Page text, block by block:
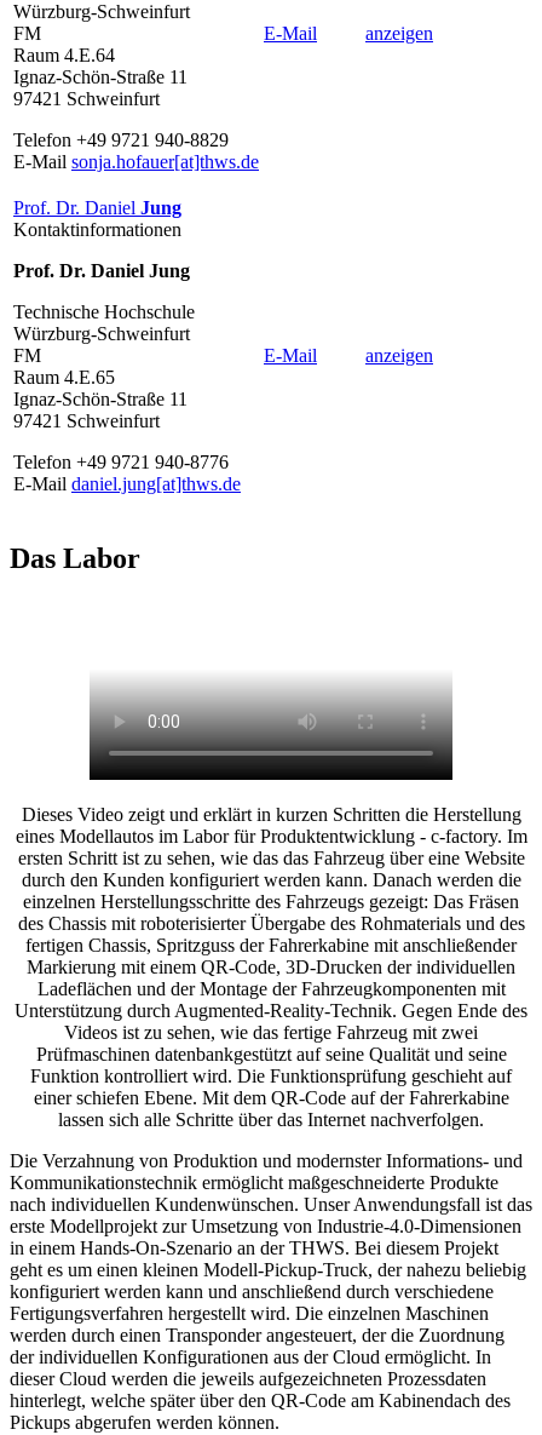
Würzburg-Schweinfurt
FM
Raum 4.E.64
Ignaz-Schön-Straße 11
97421 Schweinfurt
Telefon +49 9721 940-8829
E-Mail sonja.hofauer[at]thws.de
E-Mail anzeigen
Prof. Dr. Daniel Jung
Kontaktinformationen
Prof. Dr. Daniel Jung
Technische Hochschule
Würzburg-Schweinfurt
FM
Raum 4.E.65
Ignaz-Schön-Straße 11
97421 Schweinfurt
Telefon +49 9721 940-8776
E-Mail daniel.jung[at]thws.de
E-Mail anzeigen
Das Labor
Dieses Video zeigt und erklärt in kurzen Schritten die Herstellung
eines Modellautos im Labor für Produktentwicklung - c-factory. Im
ersten Schritt ist zu sehen, wie das das Fahrzeug über eine Website
durch den Kunden konfiguriert werden kann. Danach werden die
einzelnen Herstellungsschritte des Fahrzeugs gezeigt: Das Fräsen
des Chassis mit roboterisierter Übergabe des Rohmaterials und des
fertigen Chassis, Spritzguss der Fahrerkabine mit anschließender
Markierung mit einem QR-Code, 3D-Drucken der individuellen
Ladeflächen und der Montage der Fahrzeugkomponenten mit
Unterstützung durch Augmented-Reality-Technik. Gegen Ende des
Videos ist zu sehen, wie das fertige Fahrzeug mit zwei
Prüfmaschinen datenbankgestützt auf seine Qualität und seine
Funktion kontrolliert wird. Die Funktionsprüfung geschieht auf
einer schiefen Ebene. Mit dem QR-Code auf der Fahrerkabine
lassen sich alle Schritte über das Internet nachverfolgen.
Die Verzahnung von Produktion und modernster Informations- und
Kommunikationstechnik ermöglicht maßgeschneiderte Produkte
nach individuellen Kundenwünschen. Unser Anwendungsfall ist das
erste Modellprojekt zur Umsetzung von Industrie-4.0-Dimensionen
in einem Hands-On-Szenario an der THWS. Bei diesem Projekt
geht es um einen kleinen Modell-Pickup-Truck, der nahezu beliebig
konfiguriert werden kann und anschließend durch verschiedene
Fertigungsverfahren hergestellt wird. Die einzelnen Maschinen
werden durch einen Transponder angesteuert, der die Zuordnung
der individuellen Konfigurationen aus der Cloud ermöglicht. In
dieser Cloud werden die jeweils aufgezeichneten Prozessdaten
hinterlegt, welche später über den QR-Code am Kabinendach des
Pickups abgerufen werden können.